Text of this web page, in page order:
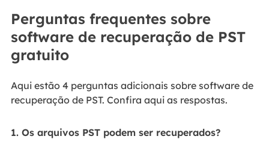
Perguntas frequentes sobre
software de recuperação de PST
gratuito
Aqui estão 4 perguntas adicionais sobre software de
recuperação de PST. Confira aqui as respostas.
1. Os arquivos PST podem ser recuperados?